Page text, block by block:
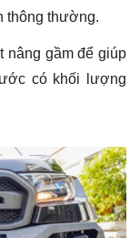
thông thường.
nâng gầm để giúp
có khối lượng